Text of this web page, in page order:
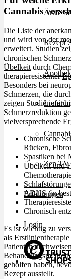
Ärzte
Rezept
Zen TV
Erfahrungen
Login
Cannabis
Die Liste der
und wird von der
erweitert. Studien
chronischen
Übelkeit durch
therapieresistenter
Besonders bei
Schmerzen, die
zeigen Studien mit
Schmerzreduktion
vielversprechende
Chronische
Rücken,
Spastiken bei
Übelkeit und
ADHS(in
Chronisch
Es ist wichtig zu
als
Patienten
geholfen haben,
Rezept ausstellt.